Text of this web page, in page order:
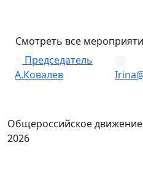
Смотреть все
Председатель
А.Ковалев
Общероссийское
2026